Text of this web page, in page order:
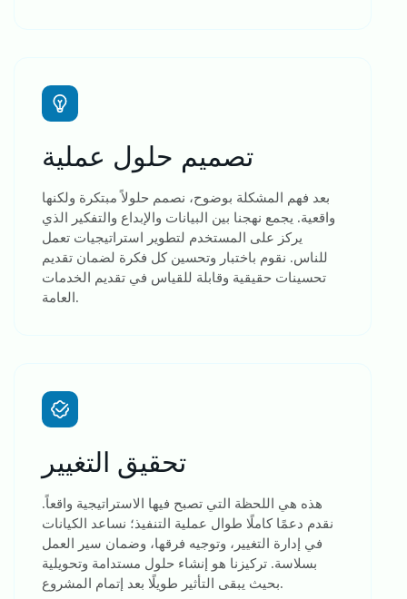
تصميم حلول عملية
بعد فهم المشكلة بوضوح، نصمم حلولاً مبتكرة ولكنها
واقعية. يجمع نهجنا بين البيانات والإبداع والتفكير الذي
يركز على المستخدم لتطوير استراتيجيات تعمل
للناس. نقوم باختبار وتحسين كل فكرة لضمان تقديم
تحسينات حقيقية وقابلة للقياس في تقديم الخدمات
العامة.
تحقيق التغيير
هذه هي اللحظة التي تصبح فيها الاستراتيجية واقعاً.
نقدم دعمًا كاملًا طوال عملية التنفيذ؛ نساعد الكيانات
في إدارة التغيير، وتوجيه فرقها، وضمان سير العمل
بسلاسة. تركيزنا هو إنشاء حلول مستدامة وتحويلية
بحيث يبقى التأثير طويلًا بعد إتمام المشروع.